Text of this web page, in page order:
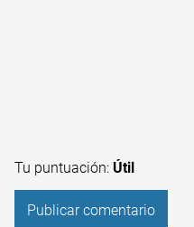
Tu puntuación: Útil